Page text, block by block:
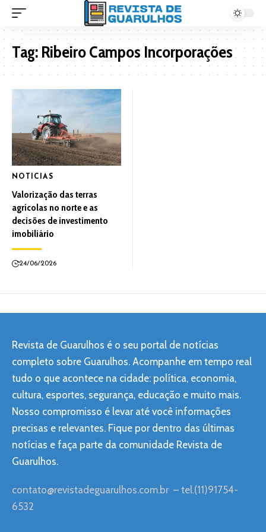
Tag:Ribeiro Campos Incorporações
NOTICIAS
Valorização das terras
agrícolas no norte e as
decisões de investimento
imobiliário
24/06/2026
Revista de Guarulhos é o seu portal de notícias
completo sobre Guarulhos. Acompanhe em tempo real
tudo o que acontece na cidade: política, economia,
cultura, esportes, segurança, educação e muito mais.
Nosso compromisso é levar até você informações
precisas e relevantes. Fique por dentro das últimas
notícias e faça parte da comunidade Revista de
Guarulhos.
contato@revistadeguarulhos.com.br– tel.(11)91754-
6532